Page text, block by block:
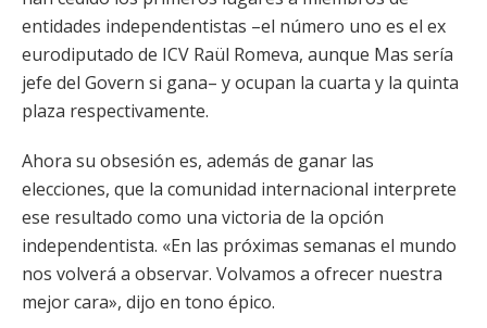
entidades independentistas –el número uno es el ex
eurodiputado de ICV Raül Romeva, aunque Mas sería
jefe del Govern si gana– y ocupan la cuarta y la quinta
plaza respectivamente.
Ahora su obsesión es, además de ganar las
elecciones, que la comunidad internacional interprete
ese resultado como una victoria de la opción
independentista. «En las próximas semanas el mundo
nos volverá a observar. Volvamos a ofrecer nuestra
mejor cara», dijo en tono épico.